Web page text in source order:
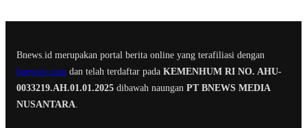
Bnews.id merupakan portal berita online yang terafiliasi dengan
bnewstv.com dan telah terdaftar pada KEMENHUM RI NO. AHU-
0033219.AH.01.01.2025 dibawah naungan PT BNEWS MEDIA
NUSANTARA.